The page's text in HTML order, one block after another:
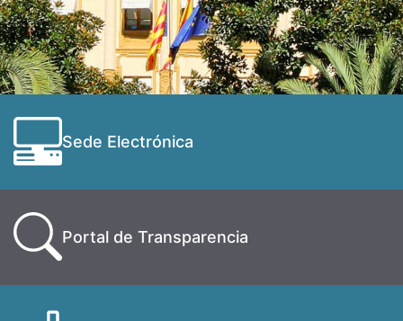
Sede Electrónica
Portal de Transparencia